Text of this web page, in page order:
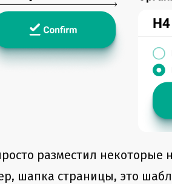
разместил некоторые
шапка страницы, это